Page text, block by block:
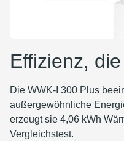
Effizienz,
Die WWK-I 300 Plus
außergewöhnliche
erzeugt sie 4,06 kWh
Vergleichstest.